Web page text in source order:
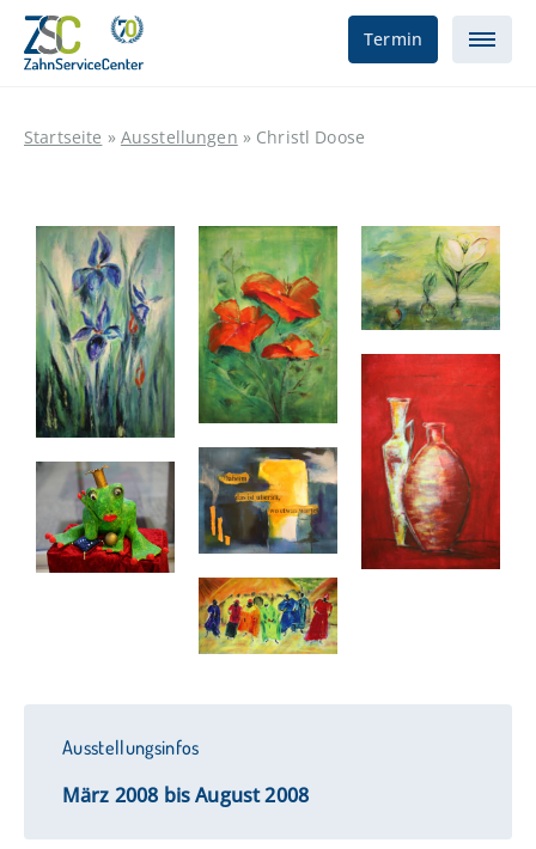
Termin
Startseite » Ausstellungen » Christl Doose
Ausstellungsinfos
März 2008 bis August 2008